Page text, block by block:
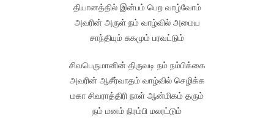
தியானத்தில் இன்பம் பெற வாழ்வோம்
அவரின் அருள் நம் வாழ்வில் அமைய
சாந்தியும் சுகமும் பரவட்டும்
சிவபெருமானின் திருவடி நம் நம்பிக்கை
அவரின் ஆசீர்வாதம் வாழ்வில் செழிக்க
மகா சிவராத்திரி நாள் ஆன்மிகம் தரும்
நம் மனம் நிரம்பி மலரட்டும்